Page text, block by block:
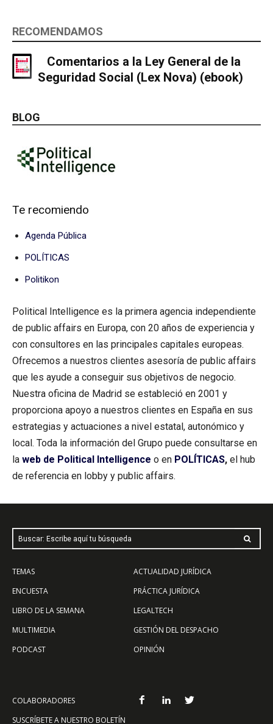
RECOMENDAMOS
Comentarios a la Ley General de la
Seguridad Social (Lex Nova) (ebook)
BLOG
Te recomiendo
Agenda Pública
POLÍTICAS
Politikon
Political Intelligence es la primera agencia independiente
de public affairs en Europa, con 20 años de experiencia y
con consultores en las principales capitales europeas.
Ofrecemos a nuestros clientes asesoría de public affairs
que les ayude a conseguir sus objetivos de negocio.
Nuestra oficina de Madrid se estableció en 2001 y
proporciona apoyo a nuestros clientes en España en sus
estrategias y actuaciones a nivel estatal, autonómico y
local. Toda la información del Grupo puede consultarse en
la web de Political Intelligence o en POLÍTICAS, el hub
de referencia en lobby y public affairs.
Buscar: Escribe aquí tu búsqueda
TEMAS
ENCUESTA
LIBRO DE LA SEMANA
MULTIMEDIA
PODCAST
ACTUALIDAD JURÍDICA
PRÁCTICA JURÍDICA
LEGALTECH
GESTIÓN DEL DESPACHO
OPINIÓN
COLABORADORES
SUSCRÍBETE A NUESTRO BOLETÍN